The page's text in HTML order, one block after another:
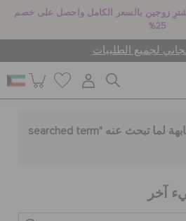
زوجين بالسعر الكامل واحصل على خصم
25%
لجميع الطلبيات
لما تبحث عنه "searched term
آخر